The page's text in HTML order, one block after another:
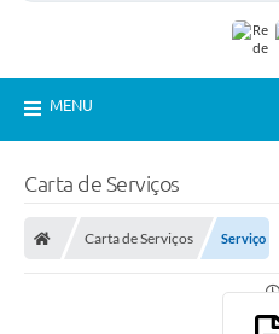
MENU
Carta de Serviços
Carta de Serviços Serviço